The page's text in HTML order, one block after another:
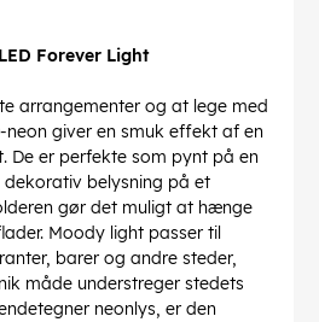
Forever Light
arrangementer og at lege med
neon giver en smuk effekt af en
De er perfekte som pynt på en
dekorativ belysning på et
gør det muligt at hænge
Moody light passer til
barer og andre steder,
måde understreger stedets
neonlys, er den